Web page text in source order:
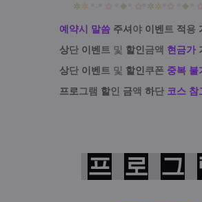
✲✲ ❖ ✲✲ ❖
예약시 말씀 주셔 야 이벤 트 적 용
상단 이벤 트 및 할인 금액 현금가
상단 이벤 트 및 할인 쿠폰 중복 불
프로 그램 할인 금액 하단 코스 참
프 로 그